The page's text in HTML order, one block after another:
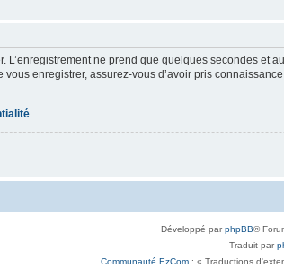
L’enregistrement ne prend que quelques secondes et
enregistrer, assurez-vous d’avoir pris
Développé parphpBB®
Traduit par
Communauté EzCom : « Traductions